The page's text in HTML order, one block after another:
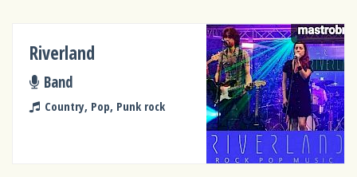
Riverland
Band
Country, Pop, Punk rock